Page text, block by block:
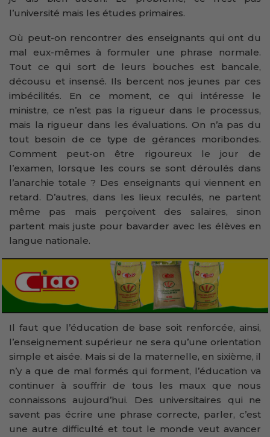
l’université mais les études primaires.
Où peut-on rencontrer des enseignants qui ont du
mal eux-mêmes à formuler une phrase normale.
Tout ce qui sort de leurs bouches est bancale,
décousu et insensé. Ils bercent nos jeunes par ces
imbécilités. En ce moment, ce qui intéresse le
ministre, ce n’est pas la rigueur dans le processus,
mais la rigueur dans les évaluations. On n’a pas du
tout besoin de ce type de gérances moribondes.
Comment peut-on être rigoureux le jour de
l’examen, lorsque les cours se sont déroulés dans
l’anarchie totale ? Des enseignants qui viennent en
retard. D’autres, dans les lieux reculés, ne partent
même pas mais perçoivent des salaires, sinon
partent mais juste pour bavarder avec les élèves en
langue nationale.
Il faut que l’éducation de base soit renforcée, ainsi,
l’enseignement supérieur ne sera qu’une orientation
simple et aisée. Mais si de la maternelle, en sixième, il
n’y a que de mal formés qui forment, l’éducation va
continuer à souffrir de tous les maux que nous
connaissons aujourd’hui. Des universitaires qui ne
savent pas écrire une phrase correcte, parler, c’est
une autre difficulté et tout le monde veut avancer